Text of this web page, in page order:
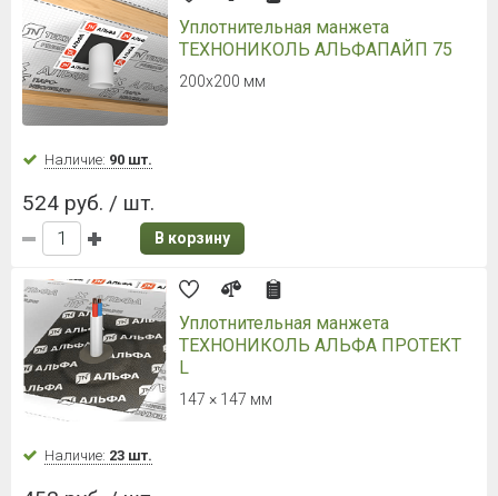
NICOBAND (Никобенд) 10000*100
мм серая
Ширина 10 см
Наличие: Уточняйте
1 174 руб. / шт.
В корзину
Отсечная гидроизоляция
ТехноНИКОЛЬ 600
20х0,6 м
Наличие: Уточняйте
2 415 руб. / рул.